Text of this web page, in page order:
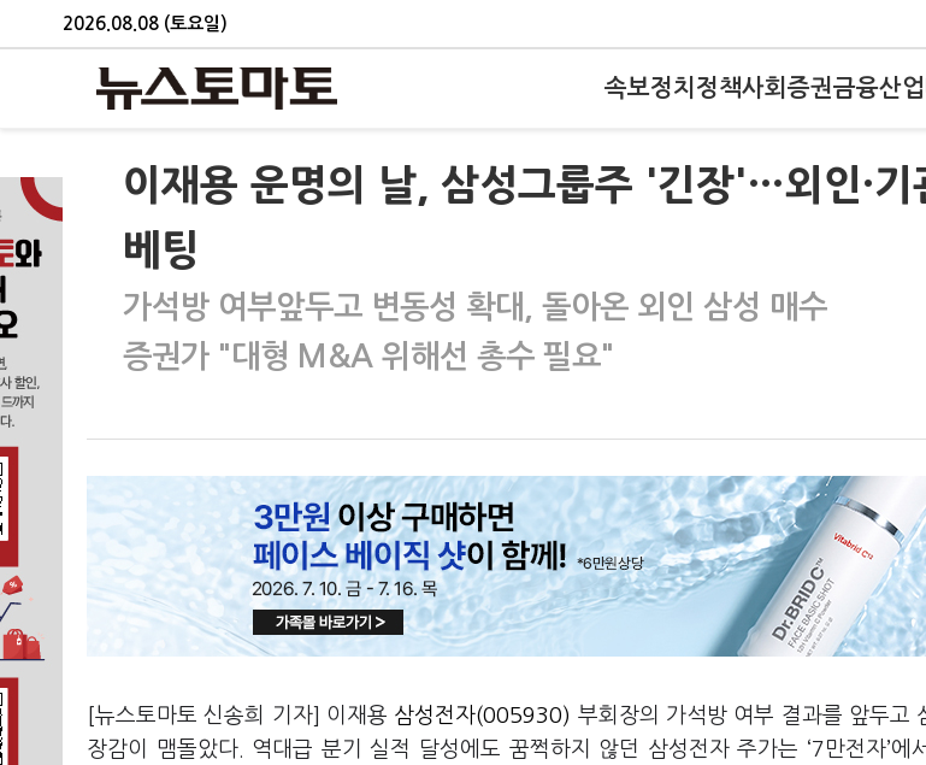
2026.08.08 (토요일)
속보정치 정책사회 증권금융산업
이재용 운명의 날, 삼성그룹주 '긴장'…외인·기
베팅
가석방 여부앞두고 변동성 확대, 돌아온 외인 삼성 매수
증권가 "대형 M&A 위해선 총수 필요"
[뉴스토마토 신송희 기자] 이재용 삼성전자(005930) 부회장의 가석방 여부 결과를 앞두고
장감이 맴돌았다. 역대급 분기 실적 달성에도 꿈쩍하지 않던 삼성전자 주가는 ‘7만전자’에